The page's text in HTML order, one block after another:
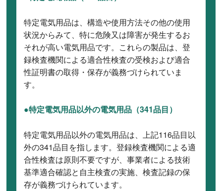
特定電気用品は、構造や使用方法その他の使用
状況からみて、特に危険又は障害が発生するお
それが高い電気用品です。これらの製品は、登
録検査機関による適合性検査の受検および適合
性証明書の取得・保存が義務づけられていま
す。
●特定電気用品以外の電気用品（341品目）
特定電気用品以外の電気用品は、上記116品目以
外の341品目を指します。登録検査機関による適
合性検査は原則不要ですが、事業者による技術
基準適合確認と自主検査の実施、検査記録の保
存が義務づけられています。